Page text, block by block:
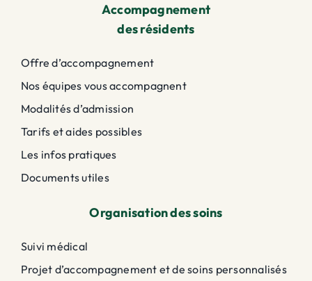
Accompagnement
des résidents
Offre d’accompagnement
Nos équipes vous accompagnent
Modalités d’admission
Tarifs et aides possibles
Les infos pratiques
Documents utiles
Organisation des soins
Suivi médical
Projet d’accompagnement et de soins personnalisés